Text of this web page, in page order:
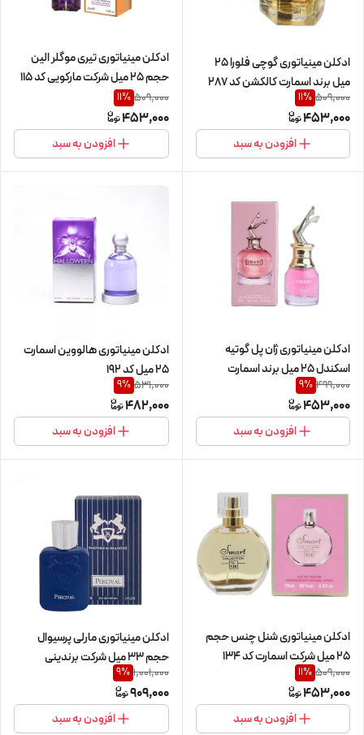
ادکلن مینیاتوری گوچی فلورا 25
میل برند اسمارت کالکشن کد 287
509,000
11%
453,000
افزودن به سبد
ادکلن مینیاتوری تیری موگلر الین
حجم 25 میل شرکت مارکویی کد 115
509,000
11%
453,000
افزودن به سبد
ادکلن مینیاتوری ژان پل گوتیه
اسکندل 25 میل برند اسمارت
کالکشن کد 538
499,000
9%
453,000
افزودن به سبد
ادکلن مینیاتوری هالووین اسمارت
25 میل کد 192
531,000
9%
482,000
افزودن به سبد
ادکلن مینیاتوری شنل چنس حجم
25 میل شرکت اسمارت کد 134
509,000
11%
453,000
افزودن به سبد
ادکلن مینیاتوری مارلی پرسیوال
حجم 33 میل شرکت برندینی
1,001,000
9%
909,000
افزودن به سبد